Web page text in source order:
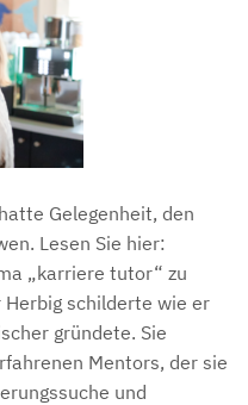
Gelegenheit, den
Lesen Sie hier:
„karriere tutor“ zu
schilderte wie er
gründete. Sie
Mentors, der sie
und